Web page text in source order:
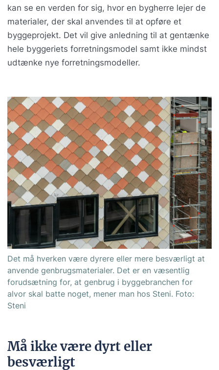
kan se en verden for sig, hvor en bygherre lejer de
materialer, der skal anvendes til at opføre et
byggeprojekt. Det vil give anledning til at gentænke
hele byggeriets forretningsmodel samt ikke mindst
udtænke nye forretningsmodeller.
Det må hverken være dyrere eller mere besværligt at
anvende genbrugsmaterialer. Det er en væsentlig
forudsætning for, at genbrug i byggebranchen for
alvor skal batte noget, mener man hos Steni. Foto:
Steni
Må ikke være dyrt eller
besværligt